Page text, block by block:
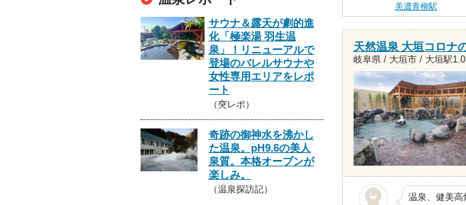
美濃青柳駅
天然温泉 大垣コロナ
岐阜県 / 大垣市 / 大垣駅
温泉、健美高
サウナ＆露天が劇的進
化「極楽湯 羽生温
泉」！リニューアルで
登場のバレルサウナや
女性専用エリアをレポ
ート
（突レポ）
奇跡の御神水を沸かし
た温泉。pH9.6の美人
泉質。本格オープンが
楽しみ。
（温泉探訪記）